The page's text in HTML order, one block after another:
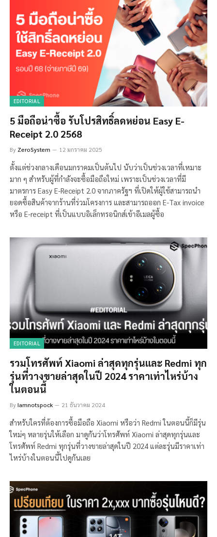
EDITORIAL
5 มือถือน่าซื้อ รับโปรสิทธิ์ลดหย่อน Easy E-
Receipt 2.0 2568
By ZeroSystem 12 มกราคม 2025
ตั้งแต่ช่วงกลางเดือนมกราคมเป็นต้นไป นับว่าเป็นช่วงเวลาที่เหมาะ
มาก ๆ สำหรับผู้ที่กำลังจะซื้อมือถือใหม่ เพราะเป็นช่วงเวลาที่มี
มาตรการ Easy E-Receipt 2.0 จากภาครัฐฯ ที่เปิดให้ผู้ใช้สามารถนำ
ยอดซื้อสินค้าจากร้านที่ร่วมโครงการ และสามารถออก E-Tax invoice
หรือ E-receipt ที่เป็นแบบอิเล็กทรอนิกส์เข้าอีเมลผู้ซื้อ
EDITORIAL
รวมโทรศัพท์ Xiaomi ล่าสุดทุกรุ่นและ Redmi ทุก
รุ่นที่วางขายล่าสุดในปี 2024 ราคาเท่าไหร่บ้าง
ในตอนนี้
ByIamnotspock 21 ธันวาคม 2024
สำหรับใครที่ต้องการซื้อมือถือ Xiaomi หรือว่า Redmi ในตอนนี้ก็มีรุ่น
ใหม่ๆ หลายรุ่นให้เลือก มาดูกันว่าโทรศัพท์ Xiaomi ล่าสุดทุกรุ่นและ
โทรศัพท์ Redmi ทุกรุ่นที่วางขายล่าสุดในปี 2024 แต่ละรุ่นมีราคาเท่า
ไหร่บ้างในตอนนี้ไปดูกันเลย